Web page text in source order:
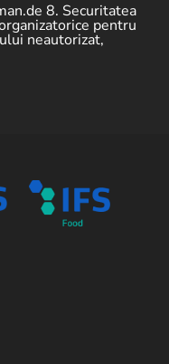
8. Securitatea
pentru
neautorizat,